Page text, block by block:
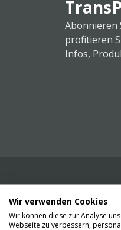
Abonnieren
profitieren
Infos,
Wir
Gründen
Wir verwenden Cookies
Wir können diese zur Analyse
Webseite zu verbessern,